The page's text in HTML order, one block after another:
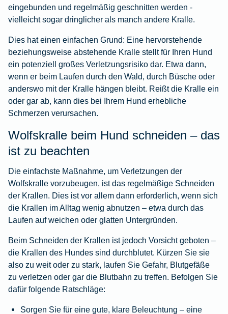
eingebunden und regelmäßig geschnitten werden -
vielleicht sogar dringlicher als manch andere Kralle.
Dies hat einen einfachen Grund: Eine hervorstehende
beziehungsweise abstehende Kralle stellt für Ihren Hund
ein potenziell großes Verletzungsrisiko dar. Etwa dann,
wenn er beim Laufen durch den Wald, durch Büsche oder
anderswo mit der Kralle hängen bleibt. Reißt die Kralle ein
oder gar ab, kann dies bei Ihrem Hund erhebliche
Schmerzen verursachen.
Wolfskralle beim Hund schneiden – das
ist zu beachten
Die einfachste Maßnahme, um Verletzungen der
Wolfskralle vorzubeugen, ist das regelmäßige Schneiden
der Krallen. Dies ist vor allem dann erforderlich, wenn sich
die Krallen im Alltag wenig abnutzen – etwa durch das
Laufen auf weichen oder glatten Untergründen.
Beim Schneiden der Krallen ist jedoch Vorsicht geboten –
die Krallen des Hundes sind durchblutet. Kürzen Sie sie
also zu weit oder zu stark, laufen Sie Gefahr, Blutgefäße
zu verletzen oder gar die Blutbahn zu treffen. Befolgen Sie
dafür folgende Ratschläge:
Sorgen Sie für eine gute, klare Beleuchtung – eine